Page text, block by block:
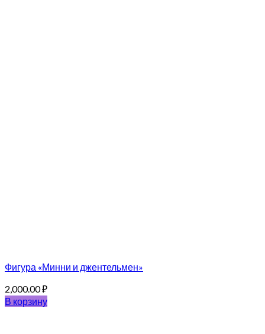
Фигура «Минни и джентельмен»
2,000.00₽
В корзину